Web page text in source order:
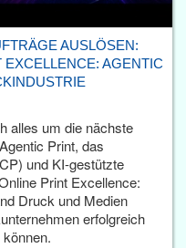
AUSLÖSEN:
AGENTIC
alles um die nächste
Print, das
und KI-gestützte
Print Excellence:
Druck und Medien
erfolgreich